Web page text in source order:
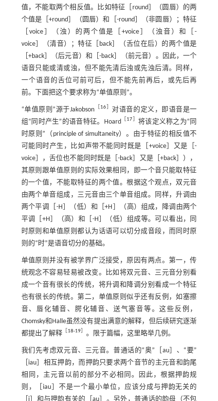
值，不能取两个相反值。比如特征［round］（圆唇）的两
个值是［+round］（圆唇）和［-round］（非圆唇）；特征
［voice］（浊）的两个值是［+voice］（浊音）和［-
voice］（清音）；特征［back］（舌位在后）的两个值是
［+back］（后元音）和［-back］（前元音）。因此，一个
语音只能或清或浊，但不能先清后浊或先浊后清。同样，
一个语音的舌位可前可后，但不能先前再后，或先后再
前。下面把这个要求称为“单值原则”。
“单值原则”源于Jakobson ［16］ 对语音的定义，即语音是一
组“同时产生”的语音特征。Hoard［17］ 将该定义称之为“同
时原则”（principle of simultaneity）。由于特征的相反值不
可能同时产生，比如声带不能同时既是［+voice］又是［-
voice］，舌位也不能同时既是［-back］又是［+back］），
其原则跟单值原则的实际效果相同，即一个音只能取特征
的一个值，不能取特征的两个值。根据这个观点，双元音
由两个单音组成，三元音由三个单音组成。同样，升调由
两个平调［-H］（低）和［+H］（高）组成，降调由两个
平调［+H］（高）和［-H］（低）组成等。可以看出，同
时原则和单值原则都认为话语可以切分成音段，而同时原
则的“时”是语音切分的基础。
单值原则并没有被学界广泛接受，原因有两点。第一，传
统观念不容易轻易被改变。比如将双元音、三元音分别看
成一个音有很长的传统，将升调和降调分别看成一个特征
也有很长的传统。第二，单值原则似乎还有反例，如塞擦
音、唇化辅音、腭化辅音、送气塞音等。这些反例，
Chomsky和Halle虽然没有提出满意的解释，但后续研究逐渐
都提出了解释［18-19］ 。限于篇幅，这里略举几例。
我们先考虑双元音、三元音。普通话的“奥”［au］、“要”
［iau］相互押韵，而押韵只要求两个音节的主元音和韵尾
相同，主元音以前的部分不必相同。因此，根据押韵规
则，［iau］不是一个最小单位，应该分成与押韵无关的
［i］和与押韵有关的［au］。另外，普通话的韵母（不包